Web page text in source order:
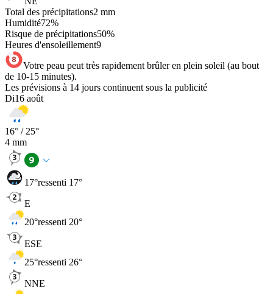
Total des précipitations2 mm
Humidité72%
Risque de précipitations50%
Heures d'ensoleillement9
Votre peau peut très rapidement brûler en plein soleil (au bout
de 10-15 minutes).
Les prévisions à 14 jours continuent sous la publicité
Di16 août
16° / 25°
4 mm
17°ressenti 17°
E
20°ressenti 20°
ESE
25°ressenti 26°
NNE